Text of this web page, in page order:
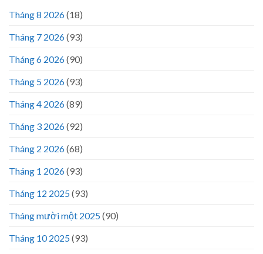
Tháng 8 2026(18)
Tháng 7 2026(93)
Tháng 6 2026(90)
Tháng 5 2026(93)
Tháng 4 2026(89)
Tháng 3 2026(92)
Tháng 2 2026(68)
Tháng 1 2026(93)
Tháng 12 2025(93)
Tháng mười một 2025(90)
Tháng 10 2025(93)